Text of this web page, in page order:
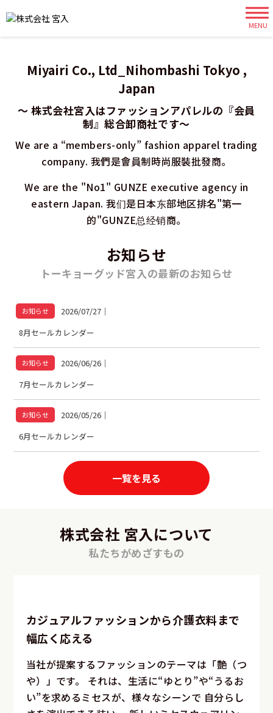
MENU
Miyairi Co., Ltd_Nihombashi Tokyo ,
Japan
～ 株式会社宮入はファッションアパレルの『会員
制』総合卸商社です～
We are a “members-only” fashion apparel trading
company. 我們是會員制時尚服裝批發商。
We are the "No1" GUNZE executive agency in
eastern Japan. 我们是日本东部地区排名"第一
的"GUNZE总经销商。
お知らせ
トーキョーグッド宮入の最新のお知らせ
お知らせ 2026/07/27 ｜
8月セールカレンダー
お知らせ 2026/06/26 ｜
7月セールカレンダー
お知らせ 2026/05/26 ｜
6月セールカレンダー
一覧を見る
株式会社 宮入について
私たちがめざすもの
カジュアルファッションから介護衣料まで
幅広く応える
当社が提案するファッションのテーマは「艶（つ
や）」です。
それは、生活に“ゆとり”や“うるお
い”を求めるミセスが、様々なシーンで 自分らし